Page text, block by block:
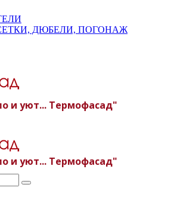
ДЮБЕЛИ, ПОГОНАЖ
и уют... Термофасад"
и уют... Термофасад"